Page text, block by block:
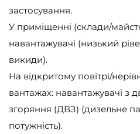
застосування.
У приміщенні (склади/
навантажувачі (низький
викиди).
На відкритому повітрі/
вантажах: навантажувачі з
згоряння (ДВЗ) (дизельне
потужність).